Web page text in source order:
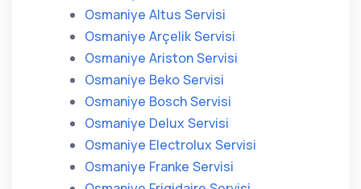
Osmaniye Altus Servisi
Osmaniye Arçelik Servisi
Osmaniye Ariston Servisi
Osmaniye Beko Servisi
Osmaniye Bosch Servisi
Osmaniye Delux Servisi
Osmaniye Electrolux Servisi
Osmaniye Franke Servisi